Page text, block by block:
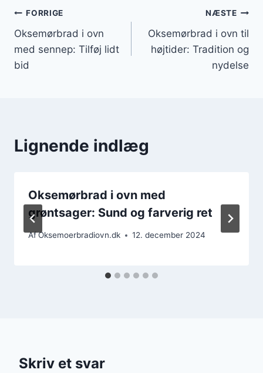
Indlægsnavigation
FORRIGE
Oksemørbrad i ovn
med sennep: Tilføj lidt
bid
NÆSTE
Oksemørbrad i ovn til
højtider: Tradition og
nydelse
Lignende indlæg
Oksemørbrad i ovn med
grøntsager: Sund og farverig ret
AfOksemoerbradiovn.dk 12. december 2024
Skriv et svar